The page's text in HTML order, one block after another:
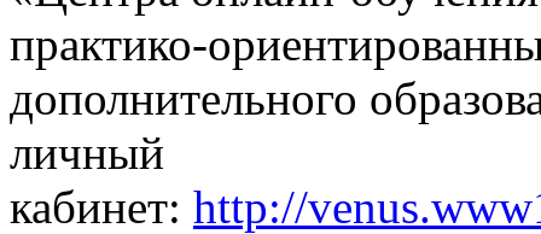
практико-
дополнительного
личный
кабинет: http://